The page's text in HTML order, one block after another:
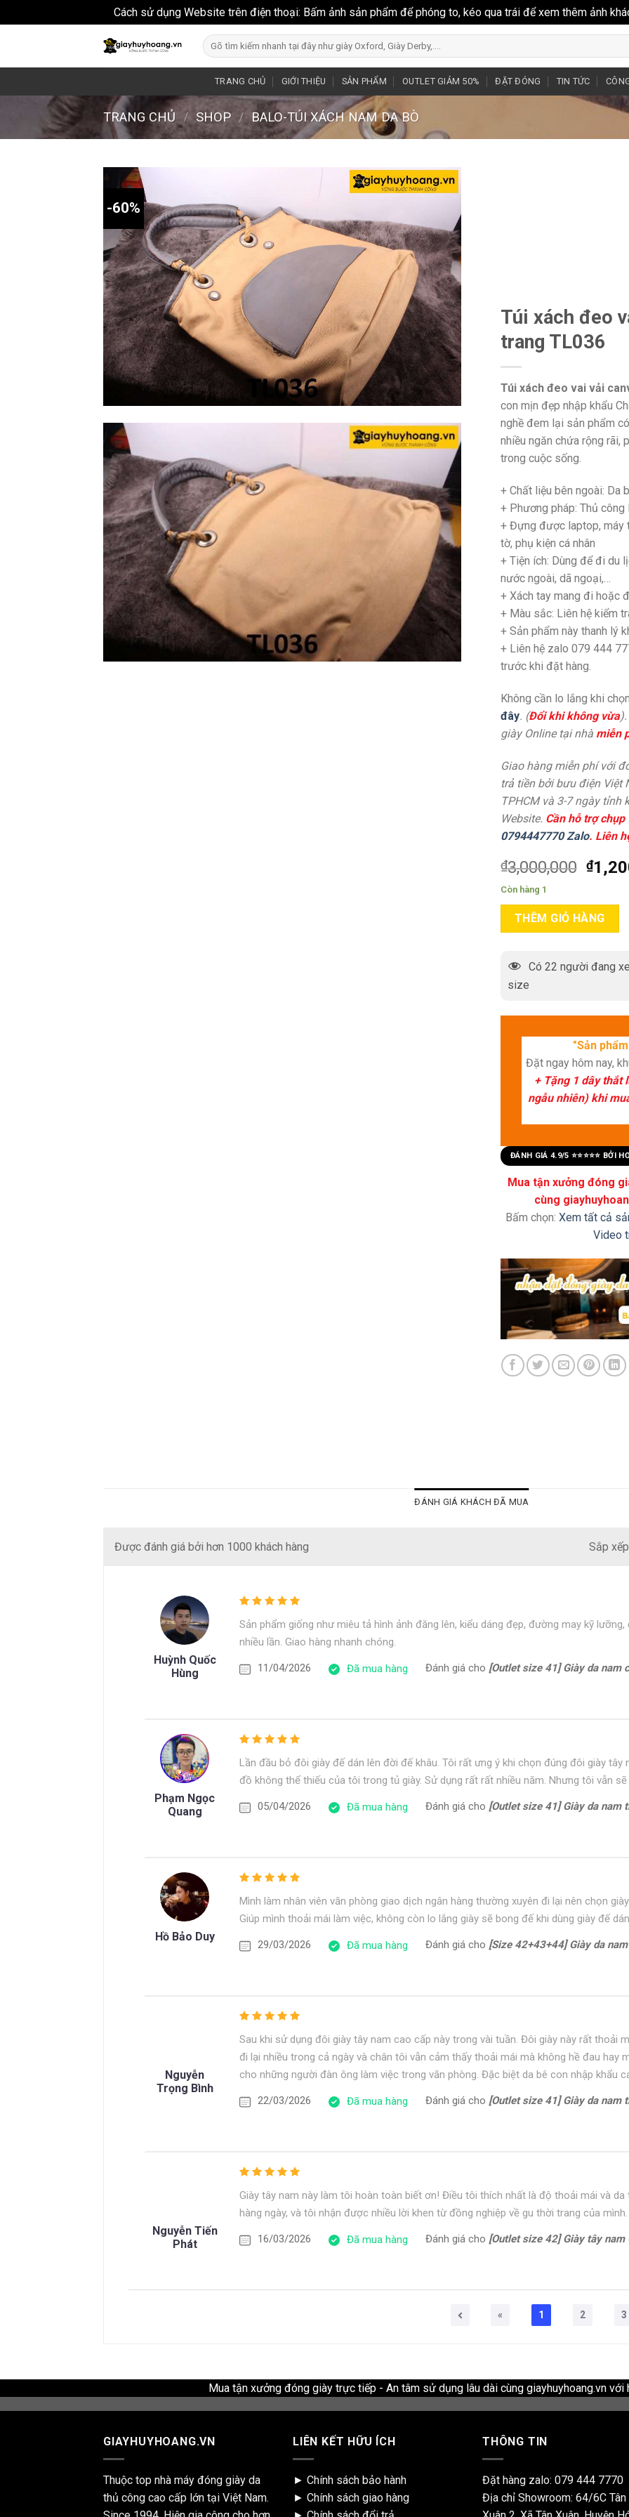
Cách sử dụng Website trên điện thoại: Bấm ảnh sản phẩm để phóng to, kéo qua trái để xem thêm ảnh
content
Search
for:
TRANG CHỦ GIỚI THIỆU SẢN PHẨM OUTLET GIẢM 50% ĐẶT ĐÓNG TIN TỨC
TRANG CHỦ / SHOP / BALO-TÚI XÁCH NAM DA BÒ
-60%
Túi xách đeo
trang TL036
Túi xách đeo vai vải
con mịn đẹp nhập khẩu
nghề đem lại sản phẩm
nhiều ngăn chứa rộng rãi,
trong cuộc sống.
+ Chất liệu bên ngoài: Da
+ Phương pháp: Thủ công
+ Đựng được laptop, máy
tờ, phụ kiện cá nhân
+Tiện ích: Dùng để đi du
nước ngoài, dã ngoại,…
+Xách tay mang đi hoặc
+ Màu sắc: Liên hệ kiểm
+ Sản phẩm này thanh lý
+ Liên hệ zalo 079 444
trước khi đặt hàng.
Không cần lo lắng khi
đây. (Đổi khi không vừa).
giày Online tại nhà miễn
Giao hàng miễn phí với
trả tiền bởi bưu điện Việt
TPHCM và 3-7 ngày tỉnh
Website. Cần hỗ trợ
0794447770 Zalo. Liên
₫3,000,000 ₫
Còn hàng 1
THÊM GIỎ HÀNG
Có 22 người đang
size
"Sản
Đặt ngay hôm nay,
+ Tặng 1 dây thắt
ngẫu nhiên) khi
ĐÁNH GIÁ 4.9/5 ⭐⭐⭐⭐⭐ BỞI
Mua tận xưởng đóng
cùng
Bấm chọn: Xem tất cả
Video
ĐÁNH GIÁ KHÁCH ĐÃ MUA
Được đánh giá bởi hơn 1000 khách hàng Sắp
Huỳnh Quốc
Hùng
Sản phẩm giống như miêu tả hình ảnh đăng lên, kiểu dáng đẹp, đường may kỹ
nhiều lần. Giao hàng nhanh chóng.
11/04/2026 Đã mua hàng Đánh giá cho [Outlet size 41] Giày da nam cổ điển đế
Phạm Ngọc
Quang
Lần đầu bỏ đôi giày đế dán lên đời đế khâu. Tôi rất ưng ý khi chọn đúng đôi giày
đồ không thể thiếu của tôi trong tủ giày. Sử dụng rất rất nhiều năm. Nhưng tôi vẫn
05/04/2026 Đã mua hàng Đánh giá cho [Outlet size 41] Giày da nam trẻ
Hồ Bảo Duy
Mình làm nhân viên văn phòng giao dịch ngân hàng thường xuyên đi lại nên chọn
Giúp mình thoải mái làm việc, không còn lo lắng giày sẽ bong đế khi dùng giày đế
29/03/2026 Đã mua hàng Đánh giá cho [Size 42+43+44] Giày da nam công sở form
Nguyễn
Trọng Bình
Sau khi sử dụng đôi giày tây nam cao cấp này trong vài tuần. Đôi giày này rất thoải
đi lại nhiều trong cả ngày và chân tôi vẫn cảm thấy thoải mái mà không hề đau hay
cho những người đàn ông làm việc trong văn phòng. Đặc biệt da bê con nhập khẩu
22/03/2026 Đã mua hàng Đánh giá cho [Outlet size 41] Giày da nam thể thao đế
Nguyễn Tiến
Phát
Giày tây nam này làm tôi hoàn toàn biết ơn! Điều tôi thích nhất là độ thoải mái và
hàng ngày, và tôi nhận được nhiều lời khen từ đồng nghiệp về gu thời trang của mình.
16/03/2026 Đã mua hàng Đánh giá cho [Outlet size 42] Giày tây nam Oxford
« 1 2 3
Mua tận xưởng đóng giày trực tiếp - An tâm sử dụng lâu dài cùng giayhuyhoang.vn với
GIAYHUYHOANG.VN
Thuộc top nhà máy đóng giày da
thủ công cao cấp lớn tại Việt Nam.
LIÊN KẾT HỮU ÍCH
► Chính sách bảo hành
► Chính sách giao hàng
THÔNG TIN
Đặt hàng zalo: 079 444 7770
Địa chỉ Showroom: 64/6C Tân